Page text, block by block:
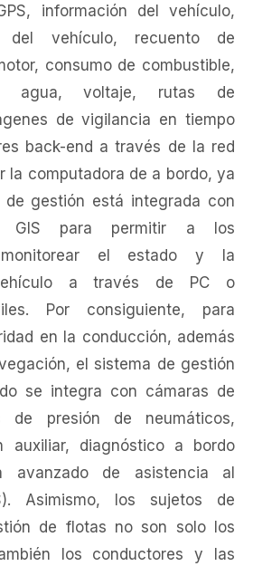
información del vehículo,
del vehículo, recuento de
consumo de combustible,
agua, voltaje, rutas de
de vigilancia en tiempo
back-end a través de la red
la computadora de a bordo, ya
gestión está integrada con
GIS para permitir a los
monitorear el estado y la
a través de PC o
Por consiguiente, para
en la conducción, además
el sistema de gestión
se integra con cámaras de
de presión de neumáticos,
auxiliar, diagnóstico a bordo
avanzado de asistencia al
Asimismo, los sujetos de
de flotas no son solo los
los conductores y las